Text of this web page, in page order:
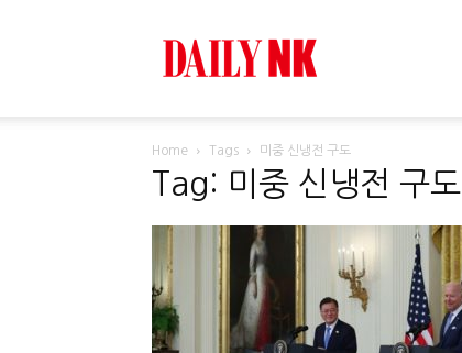
Home Tags 미중 신냉전 구도
Tag: 미중 신냉전 구도